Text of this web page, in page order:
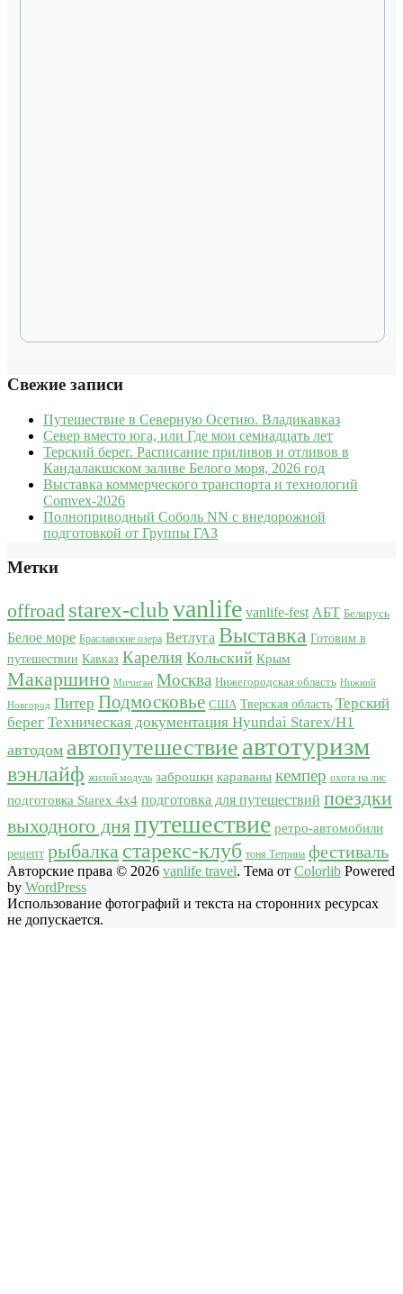
Свежие записи
Путешествие в Северную Осетию. Владикавказ
Север вместо юга, или Где мои семнадцать лет
Терский берег. Расписание приливов и отливов в
Кандалакшском заливе Белого моря, 2026 год
Выставка коммерческого транспорта и технологий
Comvex-2026
Полноприводный Соболь NN с внедорожной
подготовкой от Группы ГАЗ
Метки
offroad starex-clubvanlife vanlife-fest АБТ Беларусь
Белое море Браславские озера Ветлуга Выставка Готовим в
путешествии Кавказ Карелия Кольский Крым
Макаршино Мичиган Москва Нижегородская область Нижний
Новгород Питер Подмосковье США Тверская область Терский
берег Техническая документация Hyundai Starex/H1
автодом автопутешествие автотуризм
вэнлайф жилой модуль заброшки караваны кемпер охота на лис
подготовка Starex 4x4 подготовка для путешествий поездки
выходного дняпутешествие ретро-автомобили
рецепт рыбалка старекс-клуб тоня Тетрина фестиваль
Авторские права © 2026 vanlife travel. Тема от Colorlib Powered
by WordPress
Использование фотографий и текста на сторонних ресурсах
не допускается.